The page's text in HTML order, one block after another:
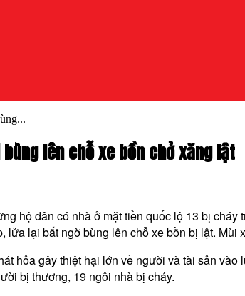
lên chỗ xe bồn chở xăng lật
hộ dân có nhà ở mặt tiền quốc lộ 13 bị
lại bất ngờ bùng lên chỗ xe bồn bị lật. Mùi
hỏa gây thiệt hại lớn về người và tài sản
bị thương, 19 ngôi nhà bị cháy.